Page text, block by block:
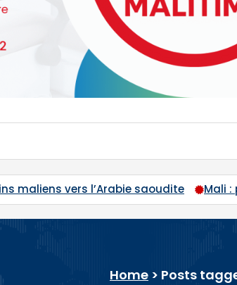
maliens vers l’Arabie saoudite Mali
Home > Posts